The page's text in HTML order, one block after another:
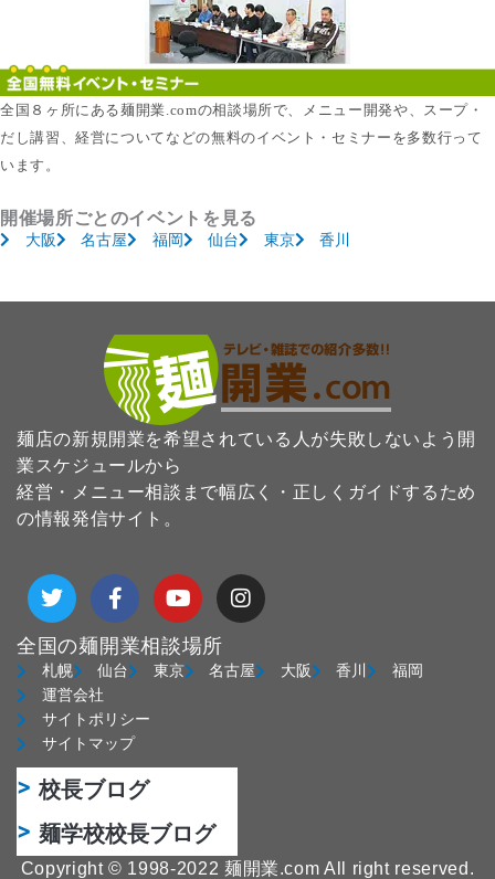
全国８ヶ所にある麺開業.comの相談場所で、メニュー開発や、スープ・
だし講習、経営についてなどの無料のイベント・セミナーを多数行って
います。
開催場所ごとのイベントを見る
大阪 名古屋 福岡 仙台 東京 香川
麺店の新規開業を希望されている人が失敗しないよう開
業スケジュールから
経営・メニュー相談まで幅広く・正しくガイドするため
の情報発信サイト。
T
w
i
t
t
e
r
F
a
c
e
b
o
k
-
f
Y
o
u
t
u
b
I
n
s
a
g
全国の麺開業相談場所
札幌 仙台 東京 名古屋 大阪 香川
福岡
運営会社
サイトポリシー
サイトマップ
校長ブログ
麺学校校長ブログ
Copyright © 1998-2022 麺開業.com All right reserved.